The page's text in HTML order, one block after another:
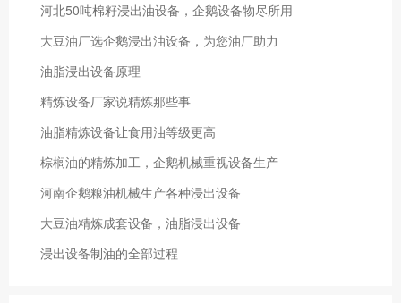
河北50吨棉籽浸出油设备，企鹅设备物尽所用
大豆油厂选企鹅浸出油设备，为您油厂助力
油脂浸出设备原理
精炼设备厂家说精炼那些事
油脂精炼设备让食用油等级更高
棕榈油的精炼加工，企鹅机械重视设备生产
河南企鹅粮油机械生产各种浸出设备
大豆油精炼成套设备，油脂浸出设备
浸出设备制油的全部过程